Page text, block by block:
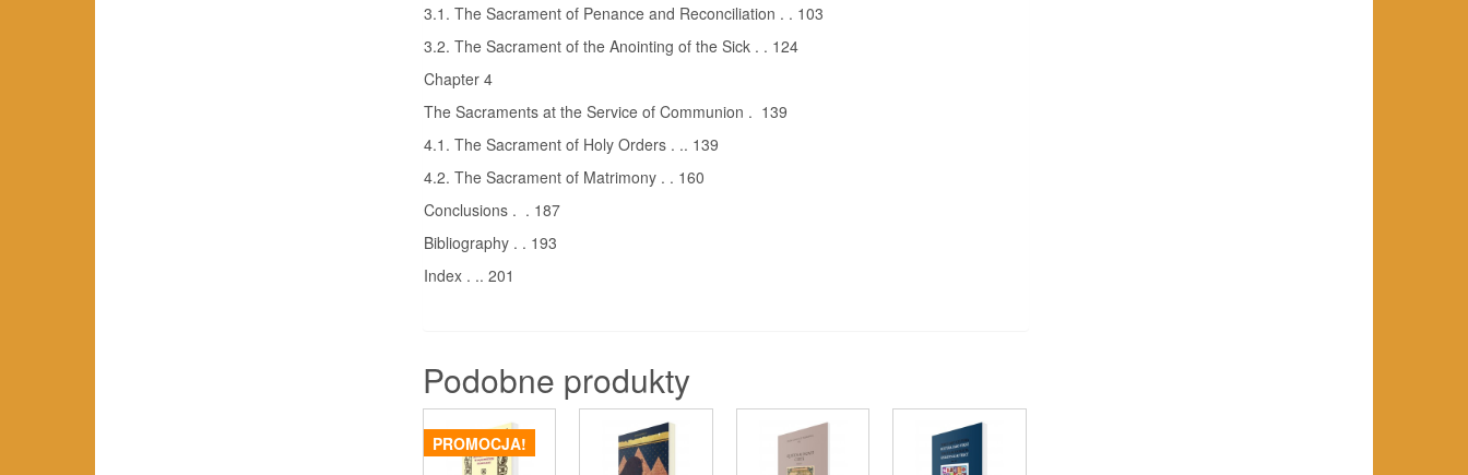
3.1. The Sacrament of Penance and Reconciliation . . 103
3.2. The Sacrament of the Anointing of the Sick . . 124
Chapter 4
The Sacraments at the Service of Communion . 139
4.1. The Sacrament of Holy Orders . .. 139
4.2. The Sacrament of Matrimony . . 160
Conclusions . . 187
Bibliography . . 193
Index . .. 201
Podobne produkty
PROMOCJA!